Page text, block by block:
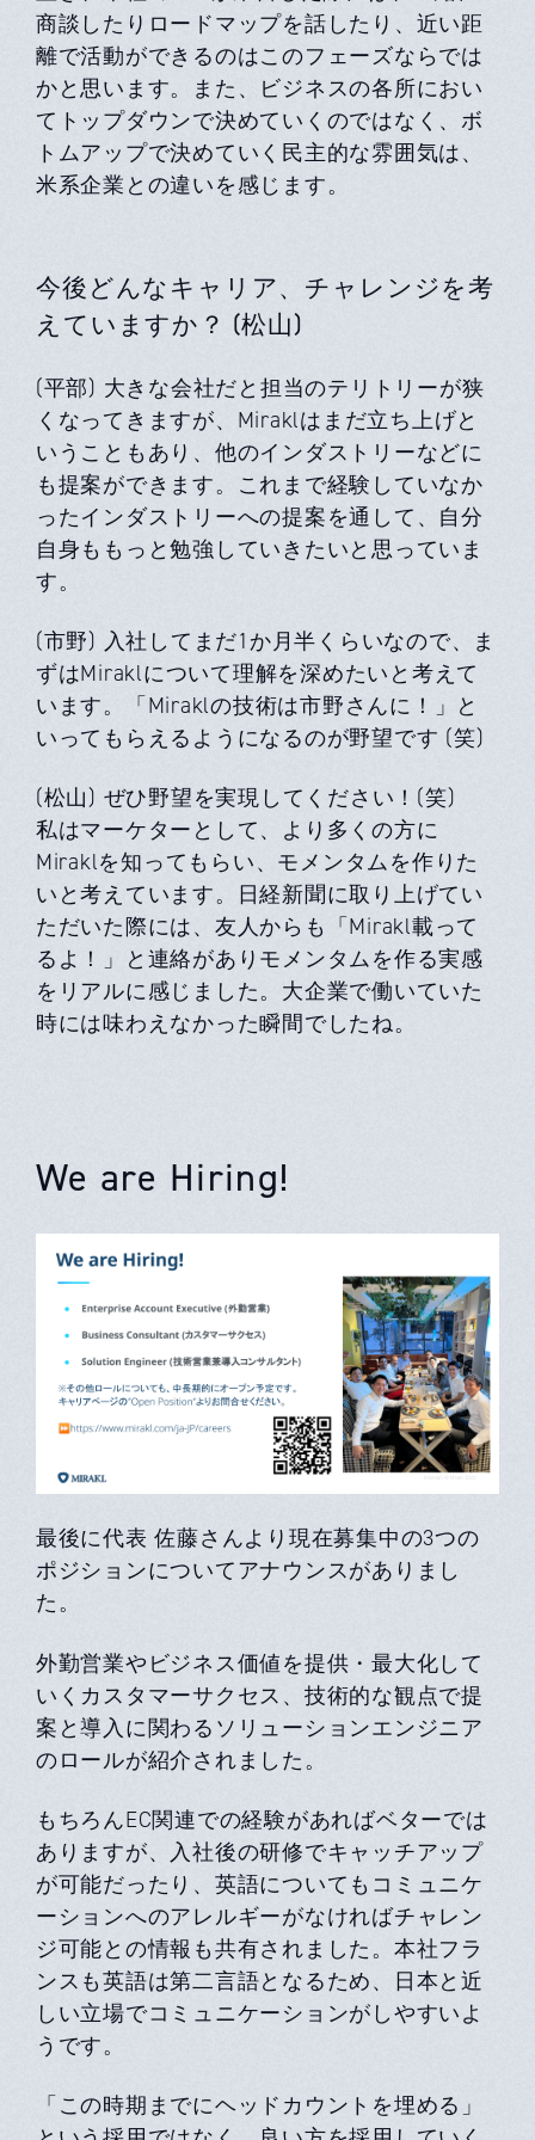
商談したりロードマップを話したり、近い距
離で活動ができるのはこのフェーズならでは
かと思います。また、ビジネスの各所におい
てトップダウンで決めていくのではなく、ボ
トムアップで決めていく民主的な雰囲気は、
米系企業との違いを感じます。
今後どんなキャリア、チャレンジを考
えていますか？ (松山)
(平部) 大きな会社だと担当のテリトリーが狭
くなってきますが、Miraklはまだ立ち上げと
いうこともあり、他のインダストリーなどに
も提案ができます。これまで経験していなか
ったインダストリーへの提案を通して、自分
自身ももっと勉強していきたいと思っていま
す。
(市野) 入社してまだ1か月半くらいなので、ま
ずはMiraklについて理解を深めたいと考えて
います。「Miraklの技術は市野さんに！」と
いってもらえるようになるのが野望です (笑)
(松山) ぜひ野望を実現してください！(笑)
私はマーケターとして、より多くの方に
Miraklを知ってもらい、モメンタムを作りた
いと考えています。日経新聞に取り上げてい
ただいた際には、友人からも「Mirakl載って
るよ！」と連絡がありモメンタムを作る実感
をリアルに感じました。大企業で働いていた
時には味わえなかった瞬間でしたね。
We are Hiring!
最後に代表 佐藤さんより現在募集中の3つの
ポジションについてアナウンスがありまし
た。
外勤営業やビジネス価値を提供・最大化して
いくカスタマーサクセス、技術的な観点で提
案と導入に関わるソリューションエンジニア
のロールが紹介されました。
もちろんEC関連での経験があればベターでは
ありますが、入社後の研修でキャッチアップ
が可能だったり、英語についてもコミュニケ
ーションへのアレルギーがなければチャレン
ジ可能との情報も共有されました。本社フラ
ンスも英語は第二言語となるため、日本と近
しい立場でコミュニケーションがしやすいよ
うです。
「この時期までにヘッドカウントを埋める」